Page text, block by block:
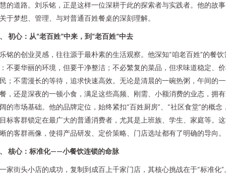
的道路。刘乐铭，正是这样一位深耕于此的探索者与实践者。他的故
于梦想、管理、与对普通百姓餐桌的深刻理解。
初心：从“老百姓”中来，到“老百姓”中去
铭的创业灵感，往往源于最朴素的生活观察。他深知“咱老百姓”的餐饮
不要华丽的环境，但要干净整洁；不必繁复的菜品，但求味道稳定、
；不需漫长的等待，追求快速高效。无论是清晨的一碗热粥，午间的
，还是深夜的一顿小食，满足这些高频、刚需、小额消费的业态，拥
的市场基础。他的品牌定位，始终紧扣“百姓厨房”、“社区食堂”的概念
标客群锁定在最广大的普通消费者，尤其是上班族、学生、家庭等。
的客群画像，使得产品研发、定价策略、门店选址都有了明确的导向。
核心：标准化——小餐饮连锁的命脉
家街头小店的成功，复制到成百上千家门店，其核心挑战在于“标准化”